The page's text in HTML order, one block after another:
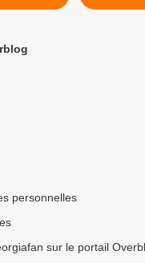
personnelles
sur le portail